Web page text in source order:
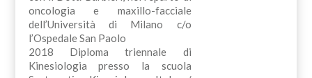
oncologia e maxillo-facciale
dell’Università di Milano c/o
l’Ospedale San Paolo
2018 Diploma triennale di
Kinesiologia presso la scuola